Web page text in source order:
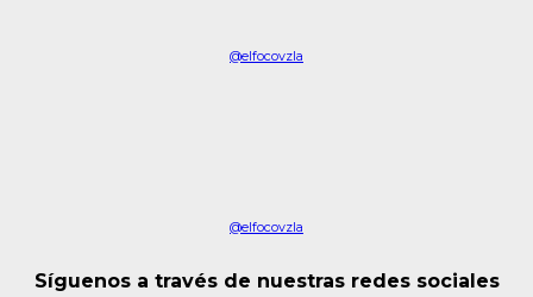
@elfocovzla
@elfocovzla
Síguenos a través de nuestras redes sociales